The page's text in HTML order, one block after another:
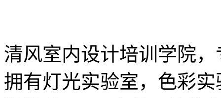
清风室内设计培训学院
拥有灯光实验室，色彩